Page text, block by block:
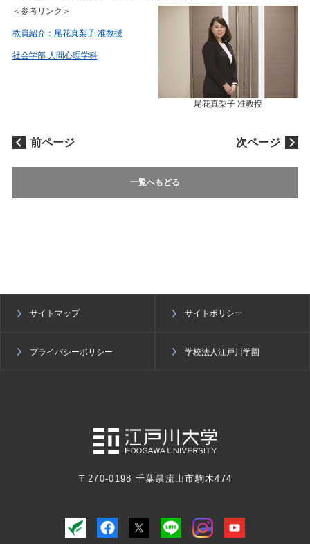
＜参考リンク＞
教員紹介：尾花真梨子 准教授
社会学部 人間心理学科
尾花真梨子 准教授
前ページ 次ページ
一覧へもどる
サイトマップ サイトポリシー
プライバシーポリシー 学校法人江戸川学園
〒270-0198 千葉県流山市駒木474